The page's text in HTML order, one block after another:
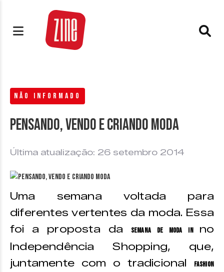
NÃO INFORMADO
Pensando, vendo e criando moda
Última atualização: 26 setembro 2014
Uma semana voltada para
diferentes vertentes da moda. Essa
foi a proposta da
Semana de Moda In no
Independência Shopping, que,
juntamente com o tradicional
Fashion